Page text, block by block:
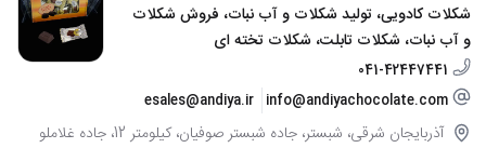
شکلات کادویی، تولید شکلات و آب نبات، فروش شکلات
و آب نبات، شکلات تابلت، شکلات تخته ای
041-42447441
info@andiyachocolate.com
esales@andiya.ir
آذربایجان شرقی، شبستر، جاده شبستر صوفیان، کیلومتر 12، جاده غلاملو